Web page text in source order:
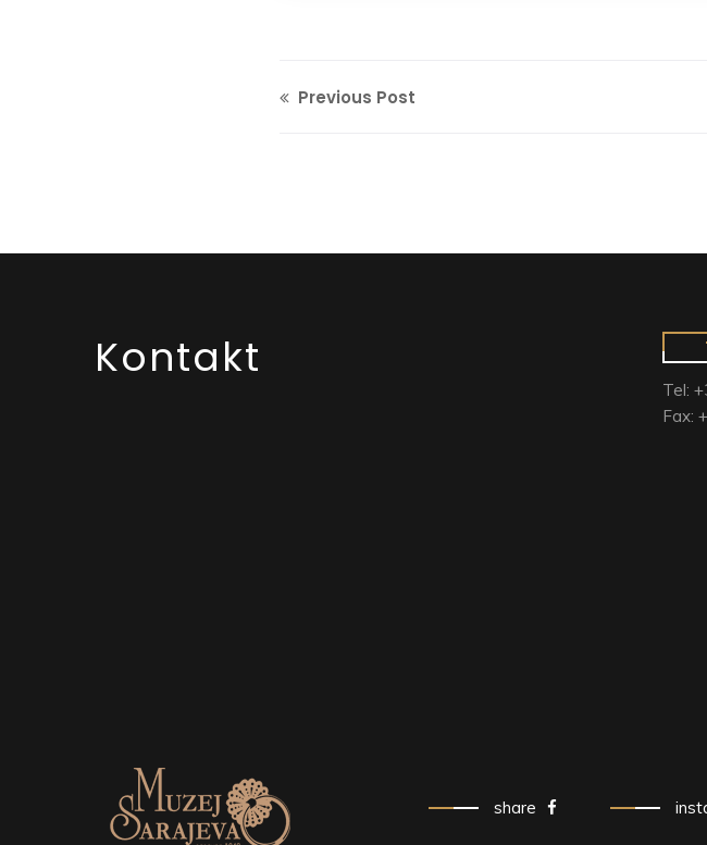
Previous Post
Kontakt
Tel:
Fax:
share